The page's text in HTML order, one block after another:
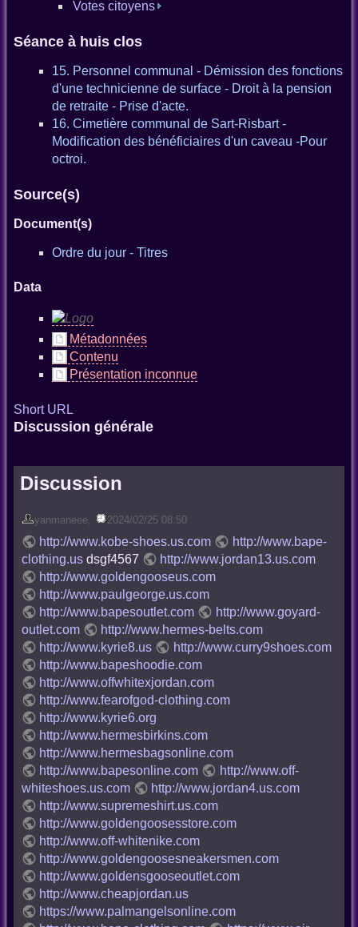
Votes citoyens
Séance à huis clos
15. Personnel communal - Démission des fonctions
d'une technicienne de surface - Droit à la pension
de retraite - Prise d'acte.
16. Cimetière communal de Sart-Risbart -
Modification des bénéficiaires d'un caveau -Pour
octroi.
Source(s)
Document(s)
Ordre du jour - Titres
Data
Métadonnées
Contenu
Présentation inconnue
Short URL
Discussion générale
Discussion
yanmaneee 2024/02/25 08:50
http://www.kobe-shoes.us.com
http://www.bape-
clothing.us dsgf4567
http://www.jordan13.us.com
http://www.goldengooseus.com
http://www.paulgeorge.us.com
http://www.bapesoutlet.com
http://www.goyard-
outlet.com
http://www.hermes-belts.com
http://www.kyrie8.us
http://www.curry9shoes.com
http://www.bapeshoodie.com
http://www.offwhitexjordan.com
http://www.fearofgod-clothing.com
http://www.kyrie6.org
http://www.hermesbirkins.com
http://www.hermesbagsonline.com
http://www.bapesonline.com
http://www.off-
whiteshoes.us.com
http://www.jordan4.us.com
http://www.supremeshirt.us.com
http://www.goldengoosesstore.com
http://www.off-whitenike.com
http://www.goldengoosesneakersmen.com
http://www.goldensgooseoutlet.com
http://www.cheapjordan.us
https://www.palmangelsonline.com